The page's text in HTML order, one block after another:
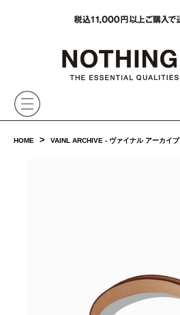
HOME > VAINL ARCHIVE - ヴァイナル アーカイブ